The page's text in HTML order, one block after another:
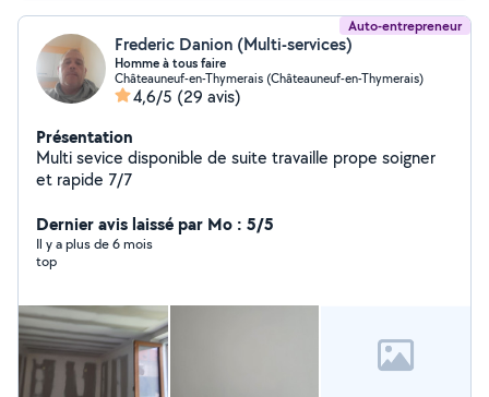
Auto-entrepreneur
Frederic Danion (Multi-services)
Homme à tous faire
Châteauneuf-en-Thymerais (Châteauneuf-en-Thymerais)
4,6/5 (29 avis)
Présentation
Multi sevice disponible de suite travaille prope soigner
et rapide 7/7
Dernier avis laissé par Mo : 5/5
Il y a plus de 6 mois
top